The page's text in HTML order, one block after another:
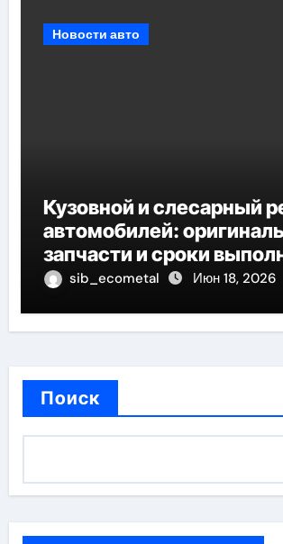
Новости авто
Кузовной и слесарный
автомобилей:
запчасти и сроки
работ
sib_ecometal Июн 18, 2026
Поиск